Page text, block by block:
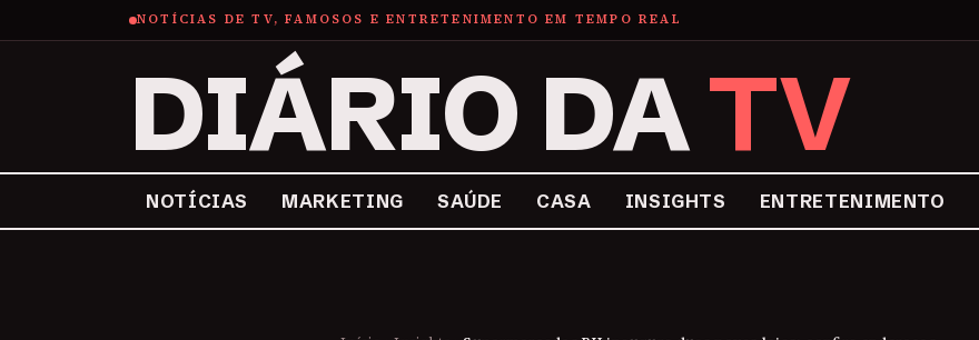
NOTÍCIAS DE TV, FAMOSOS E ENTRETENIMENTO EM TEMPO REAL
DIÁRIO DATV
NOTÍCIAS MARKETING SAÚDE CASA INSIGHTS ENTRETENIMENTO